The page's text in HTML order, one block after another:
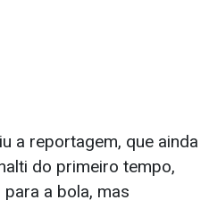
a reportagem, que ainda
do primeiro tempo,
a bola, mas